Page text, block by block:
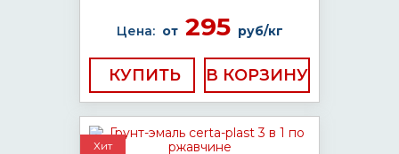
Цена: от295 руб/кг
КУПИТЬ
Хит